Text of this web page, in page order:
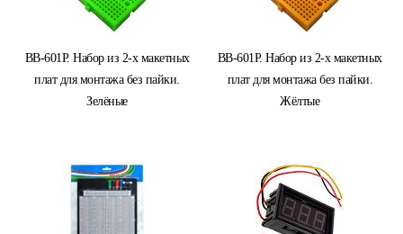
BB-601P. Набор из 2-х макетных
плат для монтажа без пайки.
Зелёные
BB-601P. Набор из 2-х макетных
плат для монтажа без пайки.
Жёлтые